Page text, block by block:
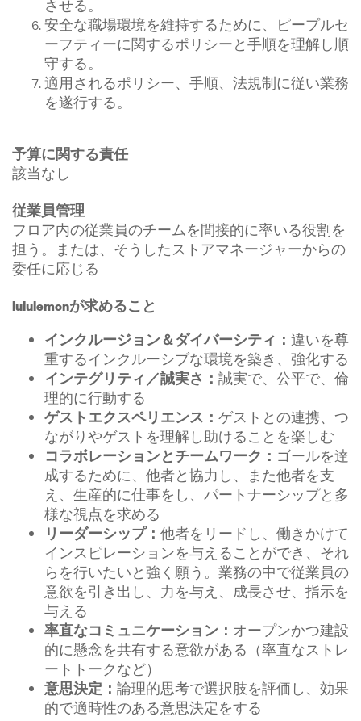
させる。
安全な職場環境を維持するために、ピープルセ
ーフティーに関するポリシーと手順を理解し順
守する。
適用されるポリシー、手順、法規制に従い業務
を遂行する。
予算に関する責任
該当なし
従業員管理
フロア内の従業員のチームを間接的に率いる役割を
担う。または、そうしたストアマネージャーからの
委任に応じる
lululemonが求めること
インクルージョン＆ダイバーシティ： 違いを尊
重するインクルーシブな環境を築き、強化する
インテグリティ／誠実さ： 誠実で、公平で、倫
理的に行動する
ゲストエクスペリエンス： ゲストとの連携、つ
ながりやゲストを理解し助けることを楽しむ
コラボレーションとチームワーク： ゴールを達
成するために、他者と協力し、また他者を支
え、生産的に仕事をし、パートナーシップと多
様な視点を求める
リーダーシップ： 他者をリードし、働きかけて
インスピレーションを与えることができ、それ
らを行いたいと強く願う。業務の中で従業員の
意欲を引き出し、力を与え、成長させ、指示を
与える
率直なコミュニケーション： オープンかつ建設
的に懸念を共有する意欲がある（率直なストレ
ートトークなど）
意思決定： 論理的思考で選択肢を評価し、効果
的で適時性のある意思決定をする